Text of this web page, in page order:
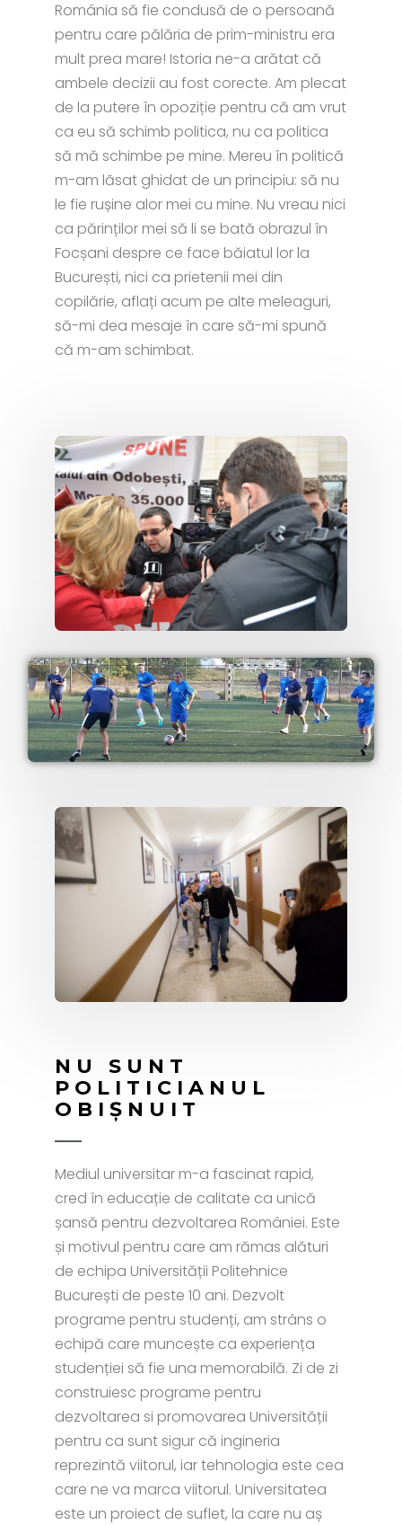
România să fie condusă de o persoană
pentru care pălăria de prim-ministru era
mult prea mare! Istoria ne-a arătat că
ambele decizii au fost corecte. Am plecat
de la putere în opoziție pentru că am vrut
ca eu să schimb politica, nu ca politica
să mă schimbe pe mine. Mereu în politică
m-am lăsat ghidat de un principiu: să nu
le fie rușine alor mei cu mine. Nu vreau nici
ca părinților mei să li se bată obrazul în
Focșani despre ce face băiatul lor la
București, nici ca prietenii mei din
copilărie, aflați acum pe alte meleaguri,
să-mi dea mesaje în care să-mi spună
că m-am schimbat.
NU SUNT
POLITICIANUL
OBIȘNUIT
Mediul universitar m-a fascinat rapid,
cred în educație de calitate ca unică
șansă pentru dezvoltarea României. Este
și motivul pentru care am rămas alături
de echipa Universității Politehnice
București de peste 10 ani. Dezvolt
programe pentru studenți, am strâns o
echipă care muncește ca experiența
studenției să fie una memorabilă. Zi de zi
construiesc programe pentru
dezvoltarea si promovarea Universității
pentru ca sunt sigur că ingineria
reprezintă viitorul, iar tehnologia este cea
care ne va marca viitorul. Universitatea
este un proiect de suflet, la care nu aș